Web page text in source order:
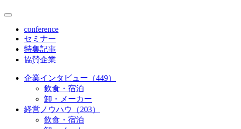
conference
セミナー
特集記事
協賛企業
企業インタビュー（449）
飲食・宿泊
卸・メーカー
経営ノウハウ（203）
飲食・宿泊